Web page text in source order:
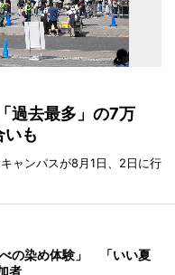
過去最多」の7万
も
ャンパスが8月1日、2日に行
の染め体験」 「いい夏
者